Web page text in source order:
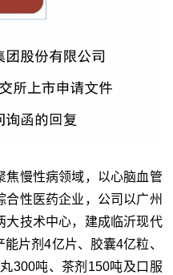
焦慢性病领域，以心脑血管
性医药企业，公司以广州
大技术中心，建成临沂现代
片剂4亿片、胶囊4亿粒、
300吨、茶剂150吨及口服